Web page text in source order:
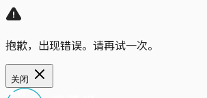
抱歉，出现错误。请再试一次。
关闭